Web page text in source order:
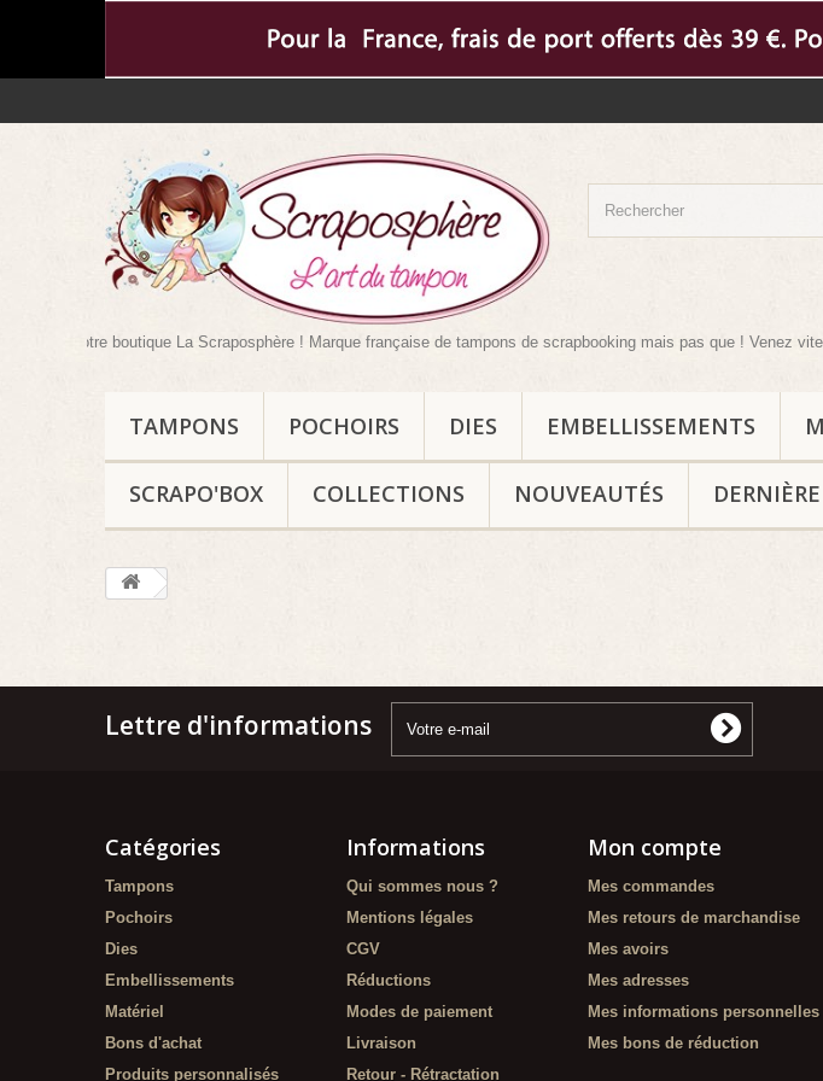
dans votre boutique La Scraposphère ! Marque française de tampons de scrapbooking mais pas que ! Venez
TAMPONS POCHOIRS DIES EMBELLISSEMENTS
SCRAPO'BOX COLLECTIONS NOUVEAUTÉS
Lettre d'informations
Catégories
Tampons
Pochoirs
Dies
Embellissements
Matériel
Bons d'achat
Produits personnalisés
Informations
Qui sommes nous ?
Mentions légales
CGV
Réductions
Modes de paiement
Livraison
Retour - Rétractation
Mon compte
Mes commandes
Mes retours de marchandise
Mes avoirs
Mes adresses
Mes informations personnelles
Mes bons de réduction